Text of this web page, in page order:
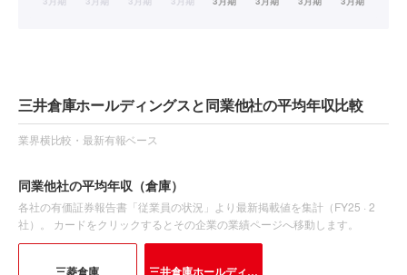
三井倉庫ホールディングスと同業他社の平均年収比較
業界横比較・最新有報ベース
同業他社の平均年収 （倉庫）
各社の有価証券報告書「従業員の状況」より最新掲載値を集計（FY25 · 2
社）。 カードをクリックするとその企業の業績ページへ移動します。
三菱倉庫 三井倉庫ホールディングス